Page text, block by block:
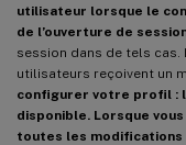
utilisateur lorsque le
de l’ouverture de
session dans de tels
utilisateurs reçoivent un
configurer votre profil :
disponible. Lorsque
toutes les